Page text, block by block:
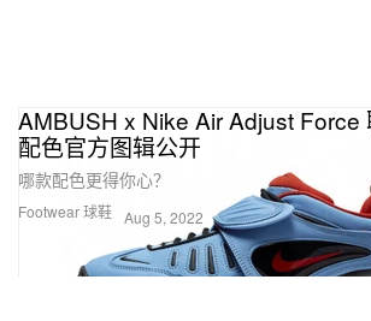
Footwear 球鞋
AMBUSH x Nike Air Adjust Force
配色官方图辑公开
哪款配色更得你心？
Aug 5, 2022